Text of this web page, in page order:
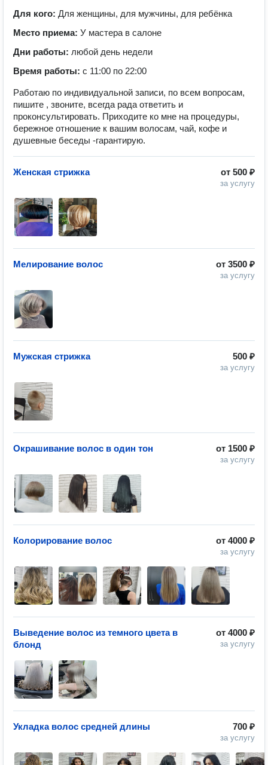
Для кого: Для женщины, для мужчины, для ребёнка
Место приема: У мастера в салоне
Дни работы: любой день недели
Время работы: с 11:00 по 22:00
Работаю по индивидуальной записи, по всем вопросам,
пишите , звоните, всегда рада ответить и
проконсультировать. Приходите ко мне на процедуры,
бережное отношение к вашим волосам, чай, кофе и
душевные беседы -гарантирую.
от 500 ₽
за услугу
Женская стрижка
от 3500 ₽
за услугу
Мелирование волос
500 ₽
за услугу
Мужская стрижка
от 1500 ₽
за услугу
Окрашивание волос в один тон
от 4000 ₽
за услугу
Колорирование волос
от 4000 ₽
за услугу
Выведение волос из темного цвета в
блонд
700 ₽
за услугу
Укладка волос средней длины